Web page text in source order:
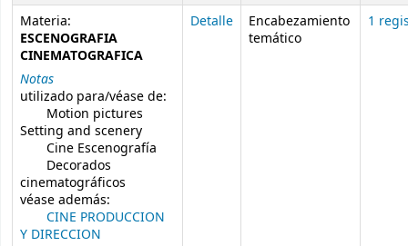
Materia:
ESCENOGRAFIA
CINEMATOGRAFICA
Notas
utilizado para/véase de:
Motion pictures
Setting and scenery
Cine Escenografía
Decorados
cinematográficos
véase además:
CINE PRODUCCION
Y DIRECCION
Detalle
Encabezamiento
temático
1